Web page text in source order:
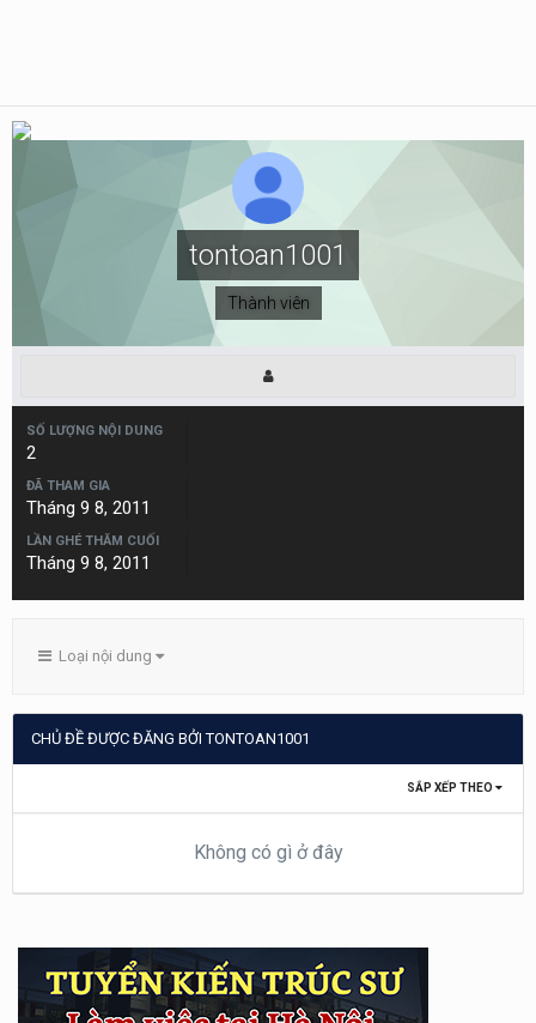
tontoan1001
Thành viên
SỐ LƯỢNG NỘI DUNG
2
ĐÃ THAM GIA
Tháng 9 8, 2011
LẦN GHÉ THĂM CUỐI
Tháng 9 8, 2011
Loại nội dung
CHỦ ĐỀ ĐƯỢC ĐĂNG BỞI TONTOAN1001
SẮP XẾP THEO
Không có gì ở đây